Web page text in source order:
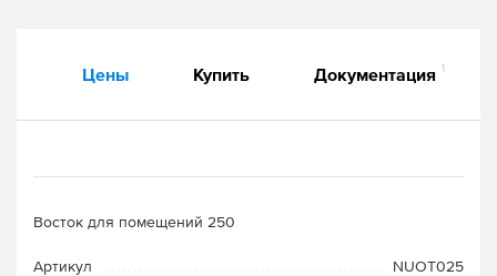
Цены Купить Документация 1
Восток для помещений 250
Артикул
NUOT025